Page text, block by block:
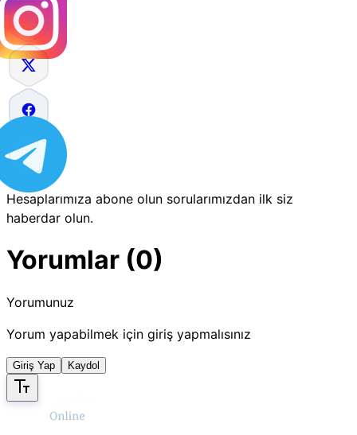
Hesaplarımıza abone olun sorularımızdan ilk siz
haberdar olun.
Yorumlar (0)
Yorumunuz
Yorum yapabilmek için giriş yapmalısınız
Giriş Yap Kaydol